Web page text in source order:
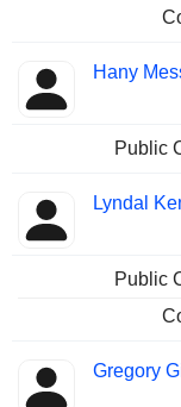
Hany
Public
Lyndal
Public
Gregory